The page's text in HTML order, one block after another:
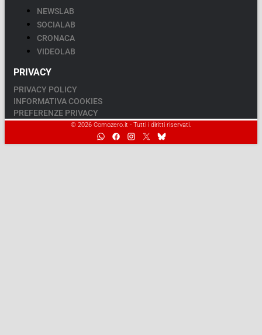
NEWSLAB
SOCIALAB
CRONACA
VIDEOLAB
PRIVACY
PRIVACY POLICY
INFORMATIVA COOKIES
PREFERENZE PRIVACY
© 2026 Comozero.it - Tutti i diritti riservati.